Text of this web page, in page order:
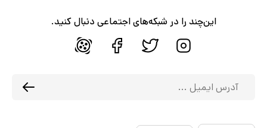
این‌چند را در شبکه‌های اجتماعی دنبال کنید.